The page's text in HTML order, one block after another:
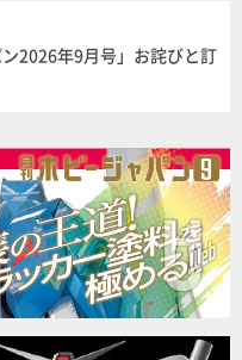
ン2026年9月号」お詫びと訂